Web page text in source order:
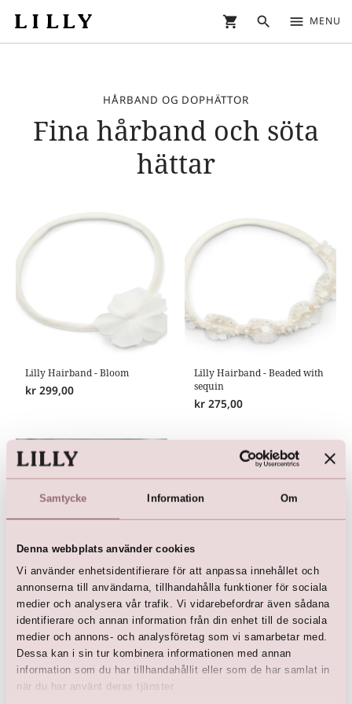
Samtycke Information Om
Denna webbplats använder cookies
Vi använder enhetsidentifierare för att anpassa innehållet och
annonserna till användarna, tillhandahålla funktioner för sociala
medier och analysera vår trafik. Vi vidarebefordrar även sådana
identifierare och annan information från din enhet till de sociala
medier och annons- och analysföretag som vi samarbetar med.
Dessa kan i sin tur kombinera informationen med annan
information som du har tillhandahållit eller som de har samlat in
när du har använt deras tjänster.
shopping_cart search menu MENU
HÅRBAND OG DOPHÄTTOR
Fina hårband och söta
hättar
Lilly Hairband - Bloom
kr 299,00
Lilly Hairband - Beaded with
sequin
kr 275,00
Hårband
kr 125,00